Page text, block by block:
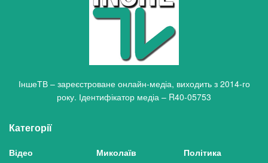
ІншеТВ – зареєстроване онлайн-медіа, виходить з 2014-го
року. Ідентифікатор медіа – R40-05753
Категорії
Відео
Миколаїв
Політика